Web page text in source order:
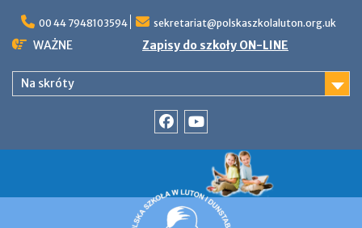
content
00 44 7948103594 sekretariat@polskaszkolaluton.org.uk
WAŻNE Zapisy do szkoły ON-LINE
Na skróty